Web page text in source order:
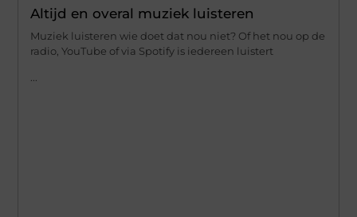
Altijd en overal muziek luisteren
Muziek luisteren wie doet dat nou niet? Of het nou op de
radio, YouTube of via Spotify is iedereen luistert